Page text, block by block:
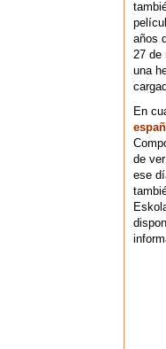
años
27 de
una
En
de
ese